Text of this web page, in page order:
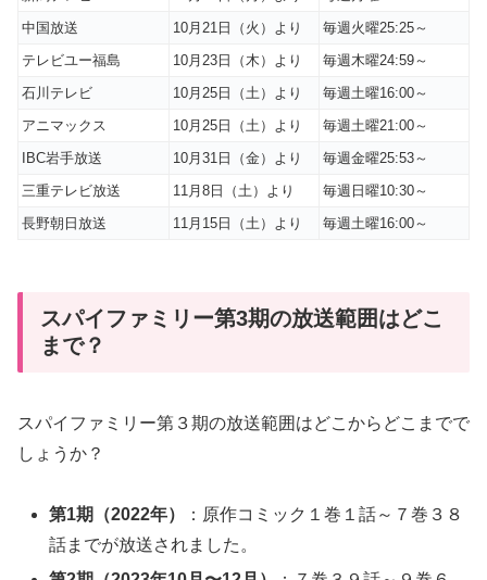
中国放送
10月21日（火）より
毎週火曜25:25～
テレビユー福島
10月23日（木）より
毎週木曜24:59～
石川テレビ
10月25日（土）より
毎週土曜16:00～
アニマックス
10月25日（土）より
毎週土曜21:00～
IBC岩手放送
10月31日（金）より
毎週金曜25:53～
三重テレビ放送
11月8日（土）より
毎週日曜10:30～
長野朝日放送
11月15日（土）より 毎週土曜16:00～
スパイファミリー第3期の放送範囲はどこ
まで？
スパイファミリー第３期の放送範囲はどこからどこまでで
しょうか？
第1期（2022年）
：原作コミック１巻１話～７巻３８
話までが放送されました。